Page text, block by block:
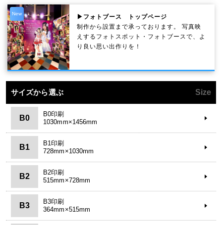
New
▶フォトブース トップページ
制作から設置まで承っております。 写真映
えするフォトスポット・フォトブースで、よ
り良い思い出作りを！
サイズから選ぶ Size
B0
B0印刷
1030mm×1456mm
B1
B1印刷
728mm×1030mm
B2
B2印刷
515mm×728mm
B3
B3印刷
364mm×515mm